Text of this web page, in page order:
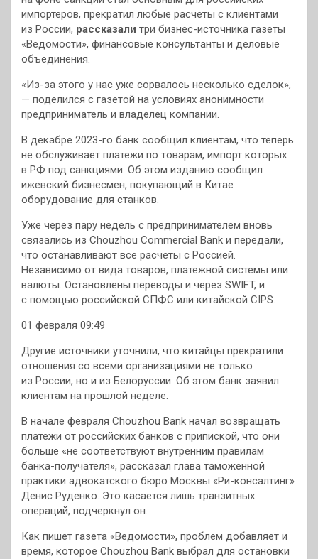
импортеров, прекратил любые расчеты с клиентами
из России, рассказали три бизнес-источника газеты
«Ведомости», финансовые консультанты и деловые
объединения.
«Из-за этого у нас уже сорвалось несколько сделок»,
— поделился с газетой на условиях анонимности
предприниматель и владелец компании.
В декабре 2023-го банк сообщил клиентам, что теперь
не обслуживает платежи по товарам, импорт которых
в РФ под санкциями. Об этом изданию сообщил
ижевский бизнесмен, покупающий в Китае
оборудование для станков.
Уже через пару недель с предпринимателем вновь
связались из Chouzhou Commercial Bank и передали,
что останавливают все расчеты с Россией.
Независимо от вида товаров, платежной системы или
валюты. Остановлены переводы и через SWIFT, и
с помощью российской СПФС или китайской CIPS.
01 февраля 09:49
Другие источники уточнили, что китайцы прекратили
отношения со всеми организациями не только
из России, но и из Белоруссии. Об этом банк заявил
клиентам на прошлой неделе.
В начале февраля Chouzhou Bank начал возвращать
платежи от российских банков с припиской, что они
больше «не соответствуют внутренним правилам
банка-получателя», рассказал глава таможенной
практики адвокатского бюро Москвы «Ри-консалтинг»
Денис Руденко. Это касается лишь транзитных
операций, подчеркнул он.
Как пишет газета «Ведомости», проблем добавляет и
время, которое Chouzhou Bank выбрал для остановки